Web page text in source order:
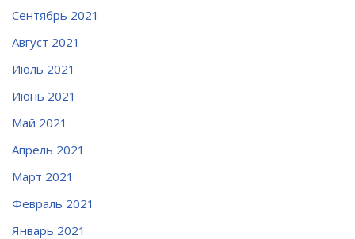
Сентябрь 2021
Август 2021
Июль 2021
Июнь 2021
Май 2021
Апрель 2021
Март 2021
Февраль 2021
Январь 2021